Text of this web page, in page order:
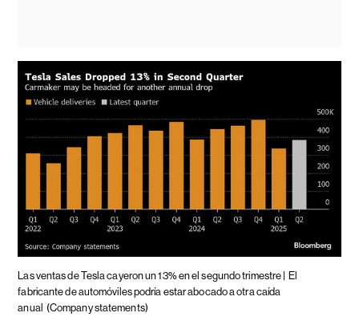
Las ventas de Tesla cayeron un 13% en el segundo trimestre |
El
fabricante de automóviles podría estar abocado a otra caída
anual (Company statements)